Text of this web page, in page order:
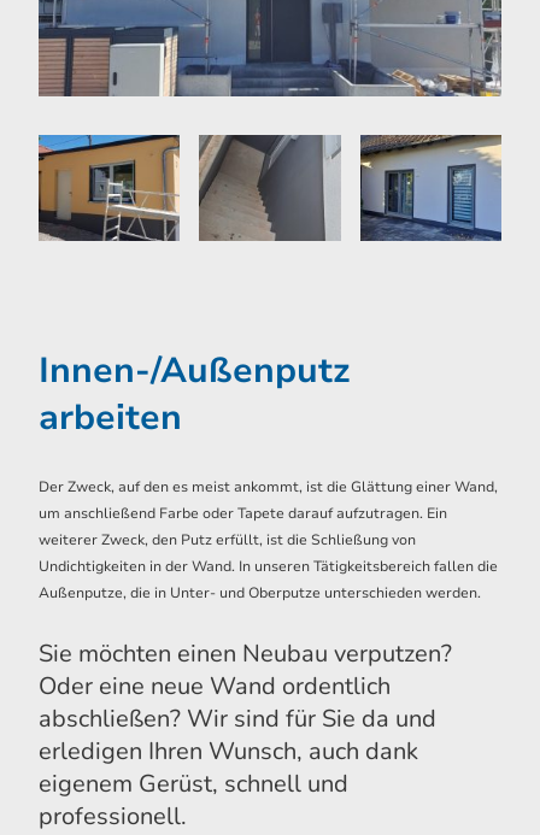
Innen-/Außenputz
arbeiten
Der Zweck, auf den es meist ankommt, ist die Glättung einer Wand,
um anschließend Farbe oder Tapete darauf aufzutragen. Ein
weiterer Zweck, den Putz erfüllt, ist die Schließung von
Undichtigkeiten in der Wand. In unseren Tätigkeitsbereich fallen die
Außenputze, die in Unter- und Oberputze unterschieden werden.
Sie möchten einen Neubau verputzen?
Oder eine neue Wand ordentlich
abschließen? Wir sind für Sie da und
erledigen Ihren Wunsch, auch dank
eigenem Gerüst, schnell und
professionell.